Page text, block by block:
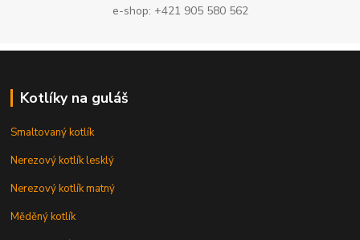
e-shop: +421 905 580 562
Kotlíky na guláš
Smaltovaný kotlík
Nerezový kotlík lesklý
Nerezový kotlík matný
Měděný kotlík